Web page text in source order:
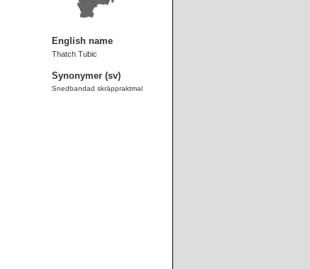
English name
Thatch Tubic
Synonymer (sv)
Snedbandad skräppraktmal